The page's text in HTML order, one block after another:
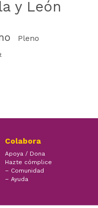
y León
Pleno
Colabora
Apoya / Dona
Hazte cómplice
– Comunidad
– Ayuda